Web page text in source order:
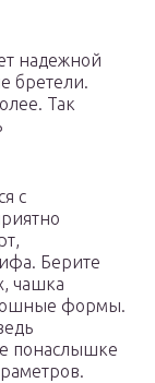
надежной
бретели.
Так
с
Берите
чашка
формы.
понаслышке